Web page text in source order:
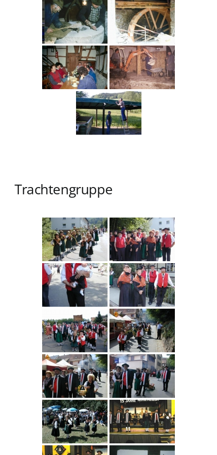
Trachtengruppe